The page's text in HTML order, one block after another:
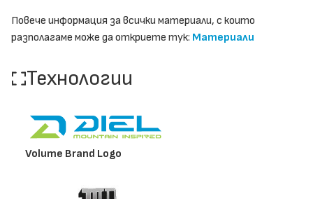
Повече информация за всички материали, с които
разполагаме може да откриете тук: Материали
Технологии
Volume Brand Logo